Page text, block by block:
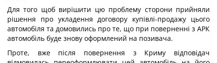
Для того щоб вирішити цю проблему сторони прийняли
рішення про укладення договору купівлі-продажу цього
автомобіля та домовились про те, що при поверненні з АРК
автомобіль буде знову оформлений на позивача.
Проте, вже після повернення з Криму відповідач